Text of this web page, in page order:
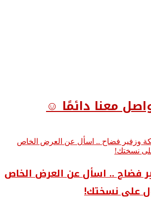
معنا دائمًا ☺
فضاح .. اسأل عن العرض الخاص
على نسختك!